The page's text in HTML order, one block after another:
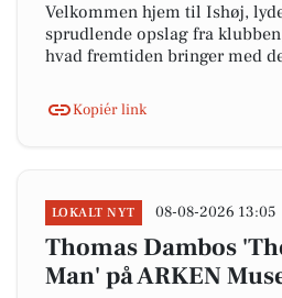
Velkommen hjem til Ishøj,
sprudlende opslag fra
hvad fremtiden bringer med
Kopiér link
LOKALT NYT 08-08-2026 13:05
Thomas Dambos
Man' på ARKEN